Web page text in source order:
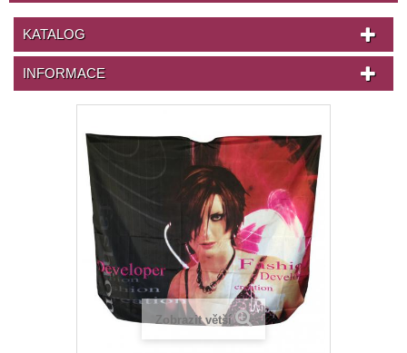
KATALOG
INFORMACE
Zobrazit větší